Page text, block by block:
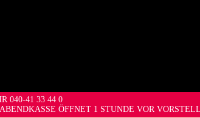
040-41 33 44 0
ABENDKASSE ÖFFNET 1 STUNDE VOR